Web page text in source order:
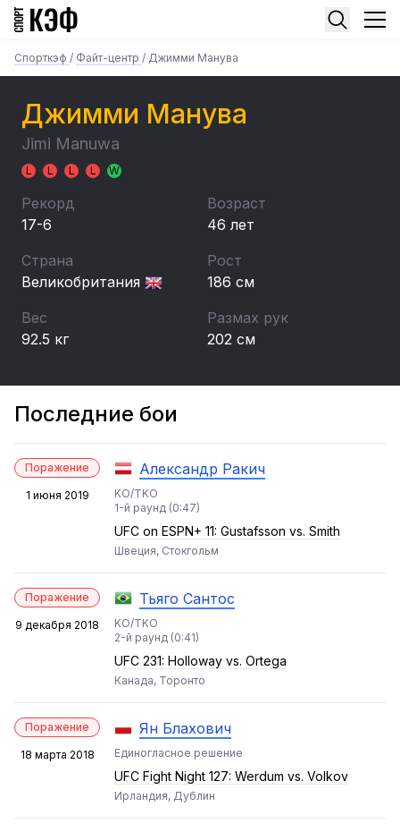
Спорткэф / Файт-центр / Джимми Манува
Джимми Манува
Jimi Manuwa
L L L L W
Рекорд
17-6
Возраст
46 лет
Страна
Великобритания
Рост
186 см
Вес
92.5 кг
Размах рук
202 см
Последние бои
Поражение
1 июня 2019
Александр Ракич
KO/TKO
1-й раунд (0:47)
UFC on ESPN+ 11: Gustafsson vs. Smith
Швеция, Стокгольм
Поражение
9 декабря 2018
Тьяго Сантос
KO/TKO
2-й раунд (0:41)
UFC 231: Holloway vs. Ortega
Канада, Торонто
Поражение
18 марта 2018
Ян Блахович
Единогласное решение
UFC Fight Night 127: Werdum vs. Volkov
Ирландия, Дублин